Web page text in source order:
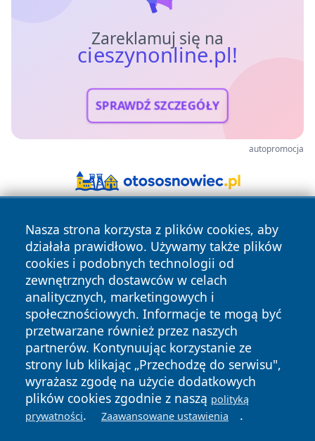
Zareklamuj się na
cieszynonline.pl!
SPRAWDŹ SZCZEGÓŁY
autopromocja
Nasza strona korzysta z plików cookies, aby
działała prawidłowo. Używamy także plików
cookies i podobnych technologii od
zewnętrznych dostawców w celach
analitycznych, marketingowych i
społecznościowych. Informacje te mogą być
przetwarzane również przez naszych
partnerów. Kontynuując korzystanie ze
strony lub klikając „Przechodzę do serwisu",
wyrażasz zgodę na użycie dodatkowych
plików cookies zgodnie z naszą polityką
prywatności. Zaawansowane ustawienia .
Copyright © 2026 cieszynonline.pl Wszystkie prawa
zastrzeżone.
News Autorzy
Polityka
Prywatności
Polityka
Cookies